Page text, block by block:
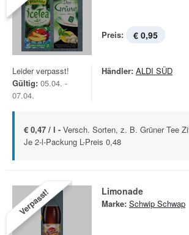
Preis: € 0,95
Leider verpasst!
Gültig: 05.04. -
07.04.
Händler: ALDI SÜD
€ 0,47 / l - Versch. Sorten, z. B. Grüner Tee
Je 2-l-Packung L-Preis 0,48
Verpasst! Limonade
Marke: Schwip Schwap